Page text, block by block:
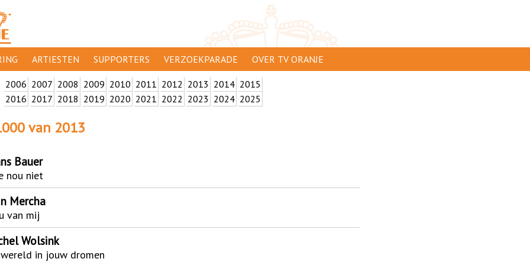
ORANJE
ARTIESTEN SUPPORTERS
SUPPORTERSACTIES
AANMELDEN
VERZOEKPARADE OVER TV ORANJE
WAAR TE ZIEN
CLIP INSTUREN
2006 2007 2008 2009 2010 2011 2012 2013 2014 2015
2016 2017 2018 2019 2020 2021 2022 2023 2024 2025
van 2013
Bauer
nou niet
Mercha
van mij
Wolsink
in jouw dromen